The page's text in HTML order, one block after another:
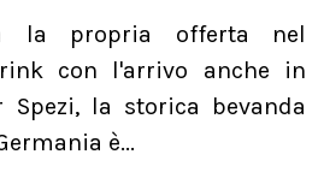
la propria offerta nel
con l'arrivo anche in
la storica bevanda
è...